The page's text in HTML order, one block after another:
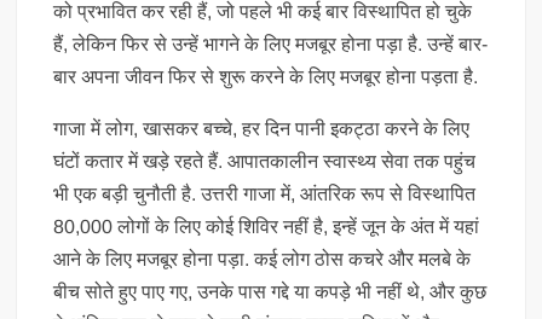
को प्रभावित कर रही हैं, जो पहले भी कई बार विस्थापित हो चुके
हैं, लेकिन फिर से उन्हें भागने के लिए मजबूर होना पड़ा है. उन्हें बार-
बार अपना जीवन फिर से शुरू करने के लिए मजबूर होना पड़ता है.
गाजा में लोग, खासकर बच्चे, हर दिन पानी इकट्ठा करने के लिए
घंटों कतार में खड़े रहते हैं. आपातकालीन स्वास्थ्य सेवा तक पहुंच
भी एक बड़ी चुनौती है. उत्तरी गाजा में, आंतरिक रूप से विस्थापित
80,000 लोगों के लिए कोई शिविर नहीं है, इन्हें जून के अंत में यहां
आने के लिए मजबूर होना पड़ा. कई लोग ठोस कचरे और मलबे के
बीच सोते हुए पाए गए, उनके पास गद्दे या कपड़े भी नहीं थे, और कुछ